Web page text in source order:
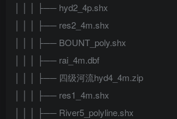
│ │ │ ├── hyd2_4p.shx
│ │ │ ├── res2_4m.shx
│ │ │ ├── BOUNT_poly.shx
│ │ │ ├── rai_4m.dbf
│ │ │ ├── 四级河流hyd4_4m.zip
│ │ │ ├── res1_4m.shx
│ │ │ ├── River5_polyline.shx